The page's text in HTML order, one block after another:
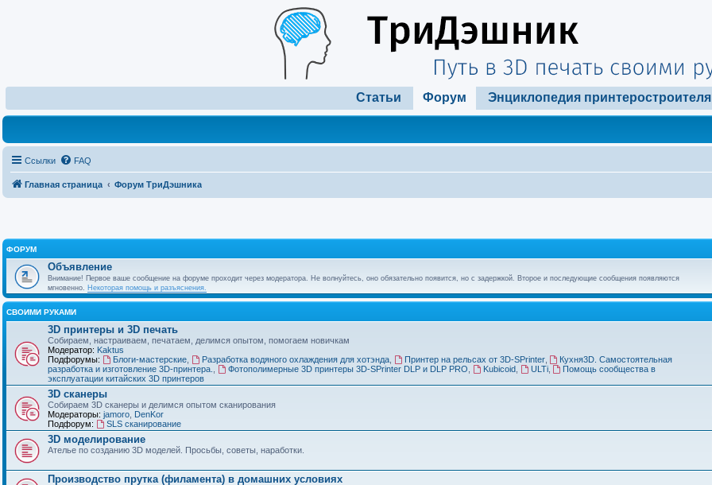
Статьи Форум Энциклопедия принтеростроителя
Ссылки FAQ
Главная страница Форум ТриДэшника
ФОРУМ
Объявление
Внимание! Первое ваше сообщение на форуме проходит через модератора. Не волнуйтесь, оно обязательно появится, но с задержкой. Второе и последующие сообщения появляются
мгновенно. Некоторая помощь и разъяснения.
СВОИМИ РУКАМИ
3D принтеры и 3D печать
Собираем, настраиваем, печатаем, делимся опытом, помогаем новичкам
Модератор: Kaktus
Подфорумы:
Блоги-мастерские, Разработка водяного охлаждения для хотэнда, Принтер на рельсах от 3D-SPrinter,
Кухня3D. Самостоятельная
разработка и изготовление 3D-принтера.
Фотополимерные 3D принтеры 3D-SPrinter DLP и DLP PRO Kubicoid, ULTi,
Помощь сообщества в
эксплуатации китайских 3D принтеров
3D сканеры
Собираем 3D сканеры и делимся опытом сканирования
Модераторы: jamoro DenKor
Подфорум:
SLS сканирование
3D моделирование
Ателье по созданию 3D моделей. Просьбы, советы, наработки.
Производство прутка (филамента) в домашних условиях